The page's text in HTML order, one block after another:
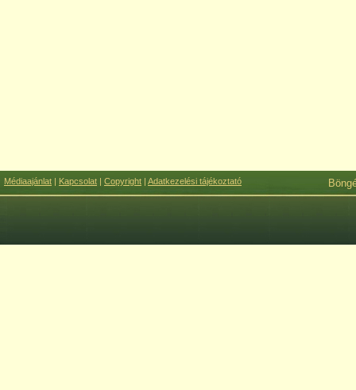
Médiaajánlat | Kapcsolat | Copyright | Adatkezelési tájékoztató